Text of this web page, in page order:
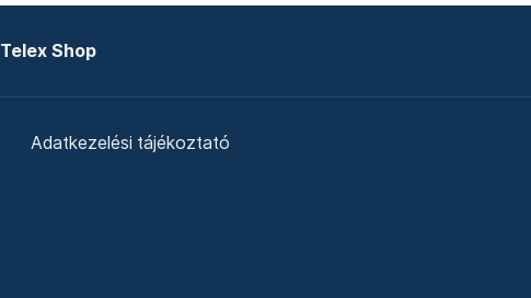
Telex Shop
Adatkezelési tájékoztató